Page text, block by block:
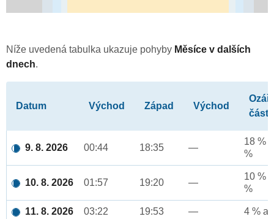
Níže uvedená tabulka ukazuje pohyby Měsíce v dalších
dnech.
Datum Východ Západ Východ
část
9. 8. 2026 00:44 18:35 —
18 %
%
10. 8. 2026 01:57 19:20 —
10 %
%
11. 8. 2026 03:22 19:53 — 4 %